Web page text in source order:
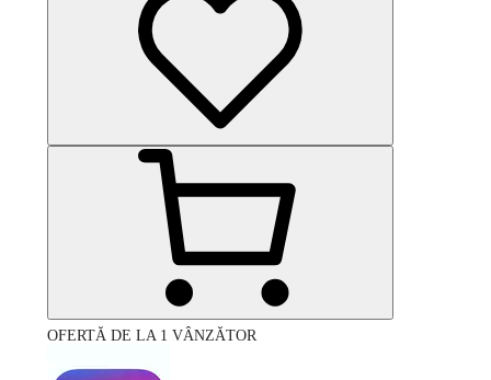
OFERTĂ DE LA 1 VÂNZĂTOR